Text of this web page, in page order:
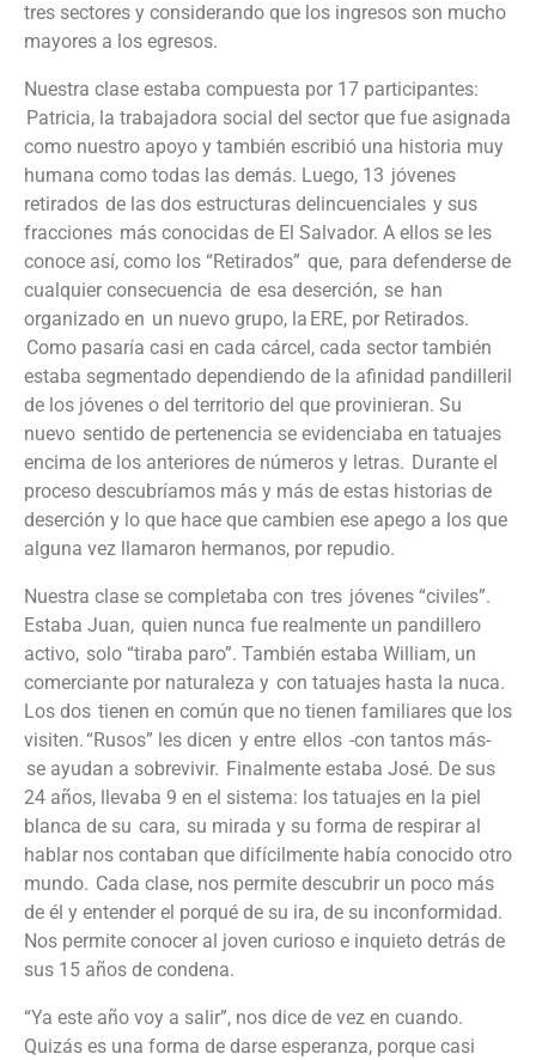
tres sectores y considerando que los ingresos son mucho
mayores a los egresos.
Nuestra clase estaba compuesta por 17 participantes:
Patricia, la trabajadora social del sector que fue asignada
como nuestro apoyo y también escribió una historia muy
humana como todas las demás. Luego, 13 jóvenes
retirados de las dos estructuras delincuenciales y sus
fracciones más conocidas de El Salvador. A ellos se les
conoce así, como los “Retirados” que, para defenderse de
cualquier consecuencia de esa deserción, se han
organizado en un nuevo grupo, la ERE, por Retirados.
Como pasaría casi en cada cárcel, cada sector también
estaba segmentado dependiendo de la afinidad pandilleril
de los jóvenes o del territorio del que provinieran. Su
nuevo sentido de pertenencia se evidenciaba en tatuajes
encima de los anteriores de números y letras. Durante el
proceso descubríamos más y más de estas historias de
deserción y lo que hace que cambien ese apego a los que
alguna vez llamaron hermanos, por repudio.
Nuestra clase se completaba con tres jóvenes “civiles”.
Estaba Juan, quien nunca fue realmente un pandillero
activo, solo “tiraba paro”. También estaba William, un
comerciante por naturaleza y con tatuajes hasta la nuca.
Los dos tienen en común que no tienen familiares que los
visiten. “Rusos” les dicen y entre ellos -con tantos más-
se ayudan a sobrevivir. Finalmente estaba José. De sus
24 años, llevaba 9 en el sistema: los tatuajes en la piel
blanca de su cara, su mirada y su forma de respirar al
hablar nos contaban que difícilmente había conocido otro
mundo. Cada clase, nos permite descubrir un poco más
de él y entender el porqué de su ira, de su inconformidad.
Nos permite conocer al joven curioso e inquieto detrás de
sus 15 años de condena.
“Ya este año voy a salir”, nos dice de vez en cuando.
Quizás es una forma de darse esperanza, porque casi